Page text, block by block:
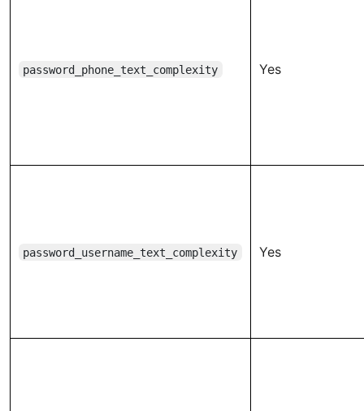
password_phone_text_complexity Yes
password_username_text_complexity Yes